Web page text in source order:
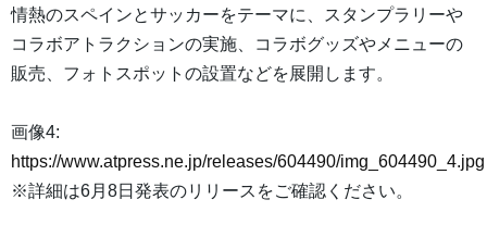
情熱のスペインとサッカーをテーマに、スタンプラリーや
コラボアトラクションの実施、コラボグッズやメニューの
販売、フォトスポットの設置などを展開します。
画像4:
https://www.atpress.ne.jp/releases/604490/img_604490_4.jpg
※詳細は6月8日発表のリリースをご確認ください。